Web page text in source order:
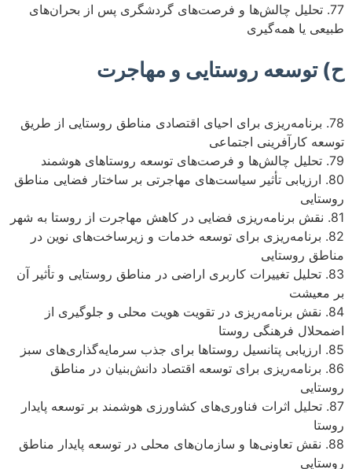
77. تحلیل چالش‌ها و فرصت‌های گردشگری پس از بحران‌های
طبیعی یا همه‌گیری
ح) توسعه روستایی و مهاجرت
78. برنامه‌ریزی برای احیای اقتصادی مناطق روستایی از طریق
توسعه کارآفرینی اجتماعی
79. تحلیل چالش‌ها و فرصت‌های توسعه روستاهای هوشمند
80. ارزیابی تأثیر سیاست‌های مهاجرتی بر ساختار فضایی مناطق
روستایی
81. نقش برنامه‌ریزی فضایی در کاهش مهاجرت از روستا به شهر
82. برنامه‌ریزی برای توسعه خدمات و زیرساخت‌های نوین در
مناطق روستایی
83. تحلیل تغییرات کاربری اراضی در مناطق روستایی و تأثیر آن
بر معیشت
84. نقش برنامه‌ریزی در تقویت هویت محلی و جلوگیری از
اضمحلال فرهنگی روستا
85. ارزیابی پتانسیل روستاها برای جذب سرمایه‌گذاری‌های سبز
86. برنامه‌ریزی برای توسعه اقتصاد دانش‌بنیان در مناطق
روستایی
87. تحلیل اثرات فناوری‌های کشاورزی هوشمند بر توسعه پایدار
روستا
88. نقش تعاونی‌ها و سازمان‌های محلی در توسعه پایدار مناطق
روستایی